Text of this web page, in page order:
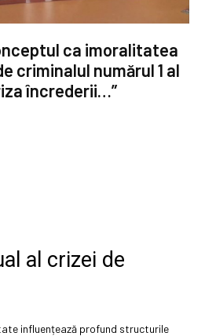
ca imoralitatea
criminalul numărul 1 al
încrederii…”
al crizei de
influențează profund structurile